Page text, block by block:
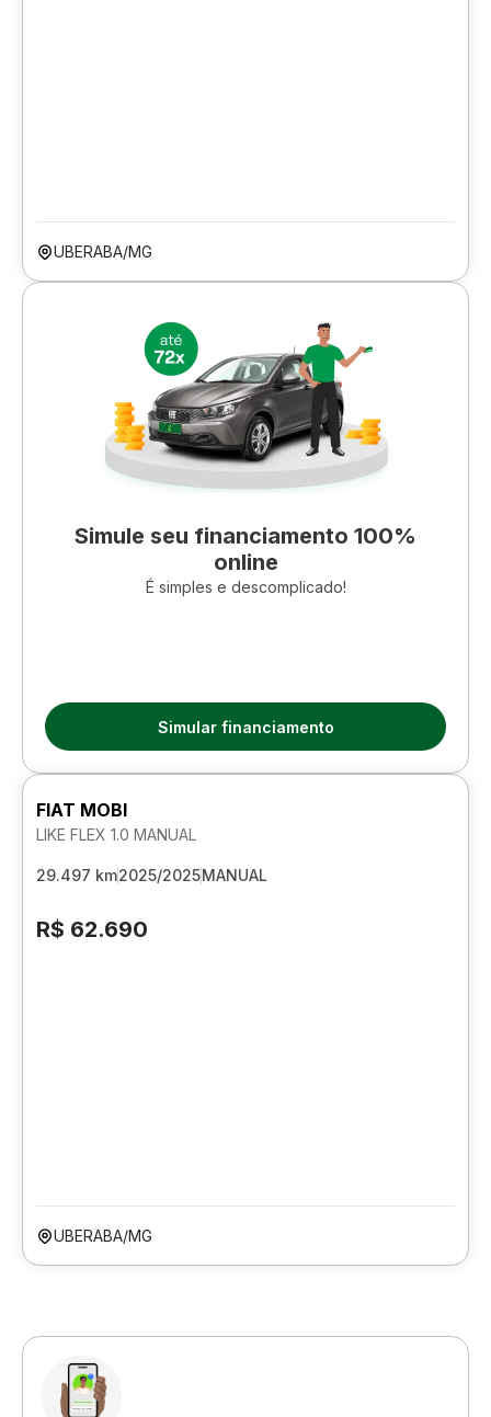
UBERABA/MG
Simule seu financiamento 100%
online
É simples e descomplicado!
Simular financiamento
FIAT MOBI
LIKE FLEX 1.0 MANUAL
29.497 km2025/2025MANUAL
R$ 62.690
UBERABA/MG